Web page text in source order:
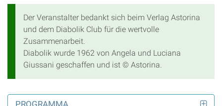
Der Veranstalter bedankt sich beim Verlag Astorina
und dem Diabolik Club für die wertvolle
Zusammenarbeit.
Diabolik wurde 1962 von Angela und Luciana
Giussani geschaffen und ist © Astorina.
PROGRAMMA